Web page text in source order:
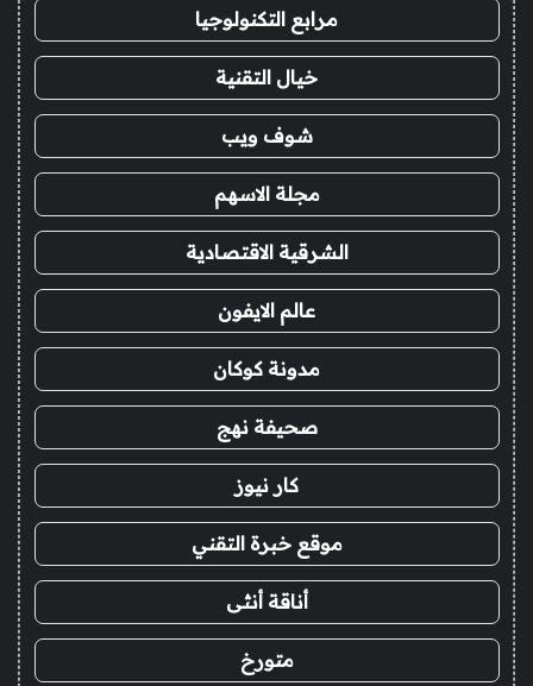
مرابع التكنولوجيا
خيال التقنية
شوف ويب
مجلة الاسهم
الشرقية الاقتصادية
عالم الايفون
مدونة كوكان
صحيفة نهج
كار نيوز
موقع خبرة التقني
أناقة أنثى
متورخ